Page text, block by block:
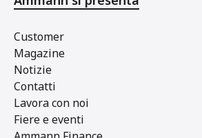
Customer
Magazine
Notizie
Contatti
Lavora con noi
Fiere e eventi